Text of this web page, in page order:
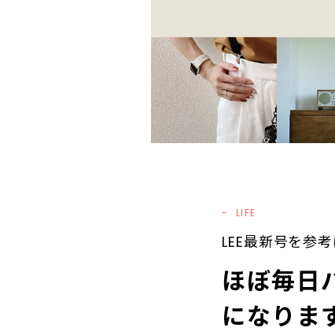
LIFE
LEE最新号を参考
ほぼ毎日
になりま